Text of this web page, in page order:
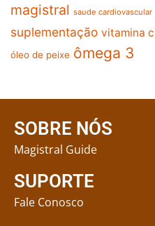
magistral saude cardiovascular
suplementação vitamina c
óleo de peixe ômega 3
SOBRE NÓS
Magistral Guide
SUPORTE
Fale Conosco